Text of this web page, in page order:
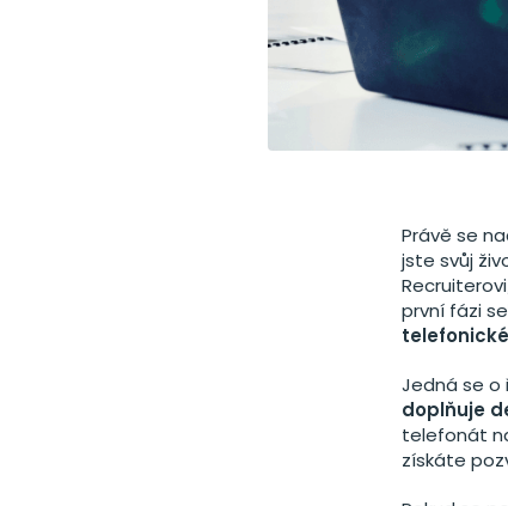
Právě se
jste svůj
první fázi
Jedná se o
doplňuje
telefonát
získáte